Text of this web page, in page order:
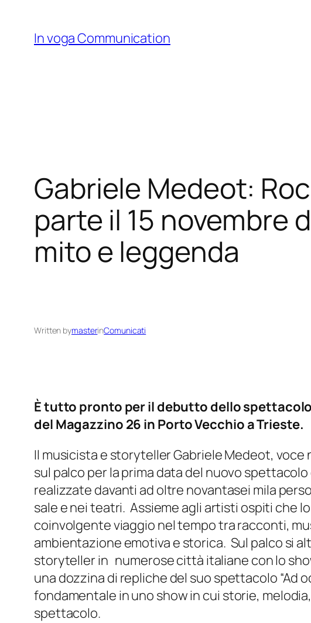
content
In voga Communication
Gabriele Medeot:
parte il 15 novembre
mito e leggenda
Written bymasterinComunicati
È tutto pronto per il debutto dello spettacolo
del Magazzino 26 in Porto Vecchio a Trieste.
Il musicista e storyteller Gabriele Medeot, voce
sul palco per la prima data del nuovo
realizzate davanti ad oltre novantasei mila
sale e nei teatri. Assieme agli artisti ospiti che
coinvolgente viaggio nel tempo tra racconti,
ambientazione emotiva e storica. Sul palco si
storyteller in numerose città italiane con lo
una dozzina di repliche del suo spettacolo “Ad
fondamentale in uno show in cui storie,
spettacolo.